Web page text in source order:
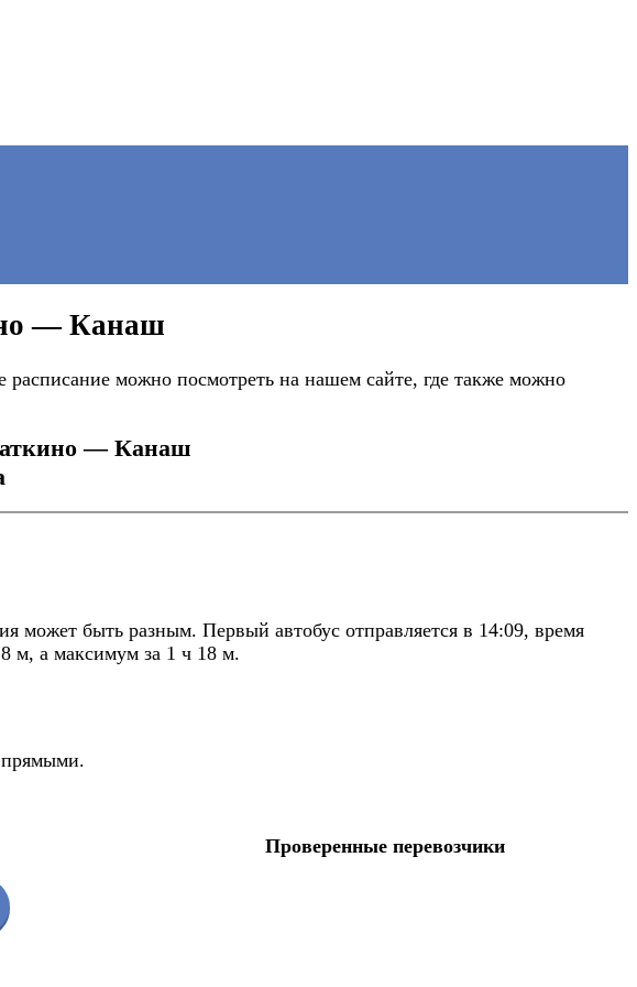
— Канаш
можно посмотреть на нашем сайте, где также можно
— Канаш
может быть разным. Первый автобус отправляется в 14:09, время
м, а максимум за 1 ч 18 м.
прямыми.
Проверенные перевозчики